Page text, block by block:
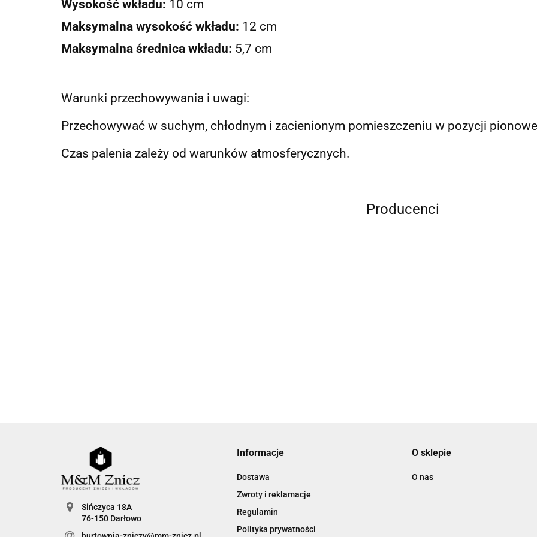
Wysokość wkładu: 10 cm
Maksymalna wysokość wkładu: 12 cm
Maksymalna średnica wkładu: 5,7 cm
Warunki przechowywania i uwagi:
Przechowywać w suchym, chłodnym i zacienionym pomieszczeniu w pozycji
Czas palenia zależy od warunków atmosferycznych.
Producenci
Sińczyca 18A
76-150 Darłowo
Informacje
Dostawa
Zwroty i reklamacje
Regulamin
Polityka prywatności
O sklepie
O nas